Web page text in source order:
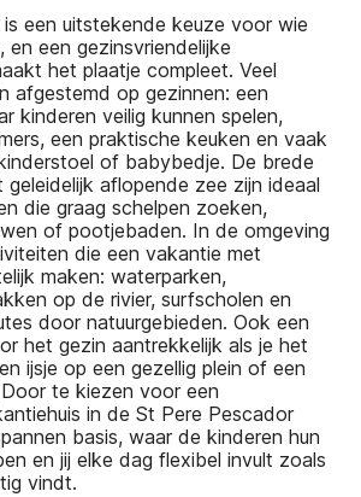
een uitstekende keuze voor wie
en een gezinsvriendelijke
het plaatje compleet. Veel
afgestemd op gezinnen: een
kinderen veilig kunnen spelen,
een praktische keuken en vaak
of babybedje. De brede
aflopende zee zijn ideaal
die graag schelpen zoeken,
of pootjebaden. In de omgeving
die een vakantie met
maken: waterparken,
op de rivier, surfscholen en
door natuurgebieden. Ook een
het gezin aantrekkelijk als je het
ijsje op een gezellig plein of een
te kiezen voor een
in de St Pere Pescador
basis, waar de kinderen hun
en jij elke dag flexibel invult zoals
vindt.